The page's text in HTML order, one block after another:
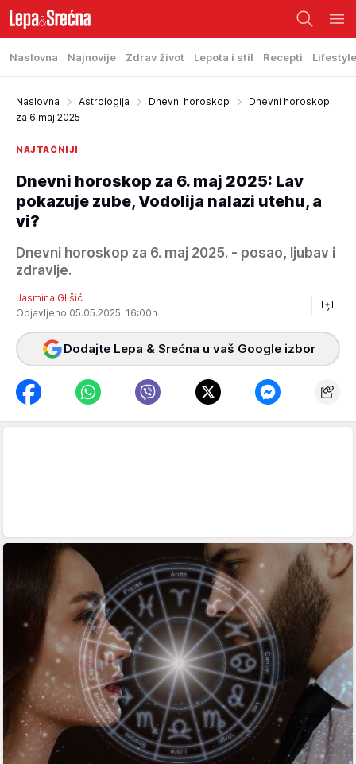
Naslovna Najnovije Zdrav život Lepota i stil Recepti Lifestyle
Naslovna Astrologija Dnevni horoskop
Dnevni horoskop
za 6 maj 2025
NAJTAČNIJI
Dnevni horoskop za 6. maj 2025: Lav
pokazuje zube, Vodolija nalazi utehu, a
vi?
Dnevni horoskop za 6. maj 2025. - posao, ljubav i
zdravlje.
Jasmina Glišić
Objavljeno 05.05.2025. 16:00h
Dodajte Lepa & Srećna u vaš Google izbor